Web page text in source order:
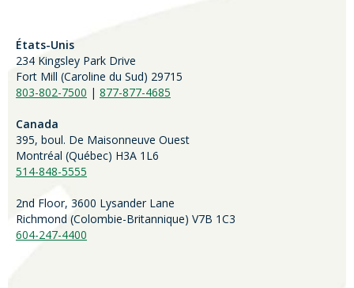
États-Unis
234 Kingsley Park Drive
Fort Mill (Caroline du Sud) 29715
803-802-7500 | 877-877-4685
Canada
395, boul. De Maisonneuve Ouest
Montréal (Québec) H3A 1L6
514-848-5555
2nd Floor, 3600 Lysander Lane
Richmond (Colombie-Britannique) V7B 1C3
604-247-4400